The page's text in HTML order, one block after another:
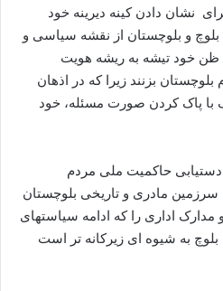
نشان دادن کینه دیرینه خود
و بلوچستان از نقشه سیاسی و
ظن خود تیشه به ریشه ھویت
بزنند زیرا که در اذھان
با پاک کردن صورت مسئله، خود
حاکمیت ملی مردم
سرزمین مادری و تاریخی بلوچستان
اداری را که ادامه سیاستھای
به شیوه ای زیرکانه تر است